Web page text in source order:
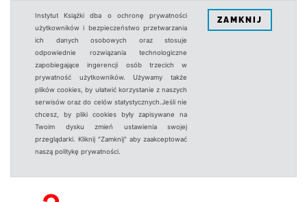
Instytut Książki dba o ochronę prywatności
użytkowników i bezpieczeństwo przetwarzania
ich danych osobowych oraz stosuje
odpowiednie rozwiązania technologiczne
zapobiegające ingerencji osób trzecich w
prywatność użytkowników. Używamy także
plików cookies, by ułatwić korzystanie z naszych
serwisów oraz do celów statystycznych.Jeśli nie
chcesz, by pliki cookies były zapisywane na
Twoim dysku zmień ustawienia swojej
przeglądarki. Kliknij "Zamknij" aby zaakceptować
naszą politykę prywatności.
ZAMKNIJ